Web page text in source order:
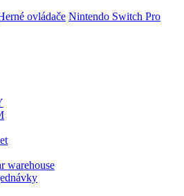
ovládače Nintendo Switch Pro
warehouse